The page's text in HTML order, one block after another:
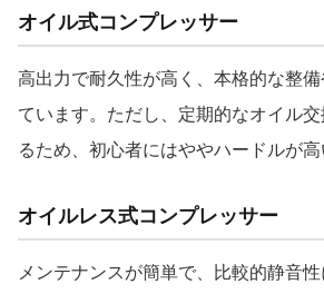
オイル式コンプレッサー
高出力で耐久性が高く、本格的な整
ています。ただし、定期的なオイル
るため、初心者にはややハードルが高
オイルレス式コンプレッサー
メンテナンスが簡単で、比較的静音性